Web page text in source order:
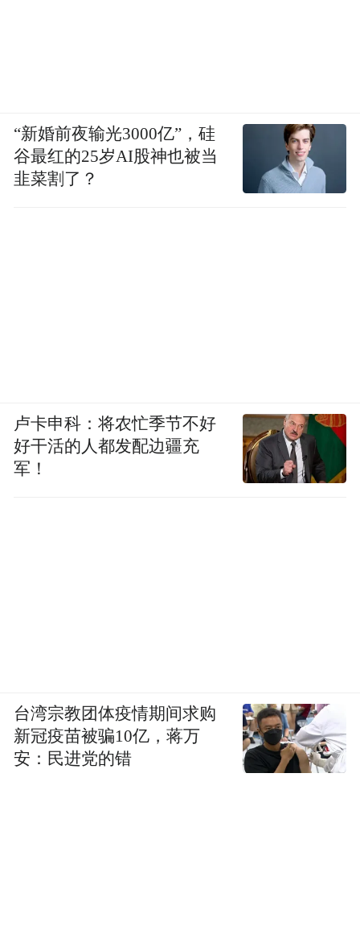
“新婚前夜输光3000亿”，硅
谷最红的25岁AI股神也被当
韭菜割了？
卢卡申科：将农忙季节不好
好干活的人都发配边疆充
军！
台湾宗教团体疫情期间求购
新冠疫苗被骗10亿，蒋万
安：民进党的错